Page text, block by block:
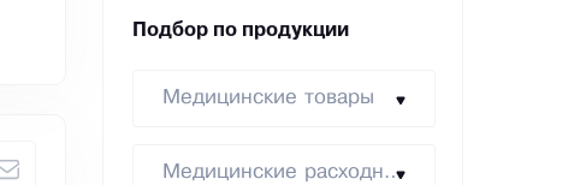
Подбор по продукции
Медицинские товары
Медицинские расходники